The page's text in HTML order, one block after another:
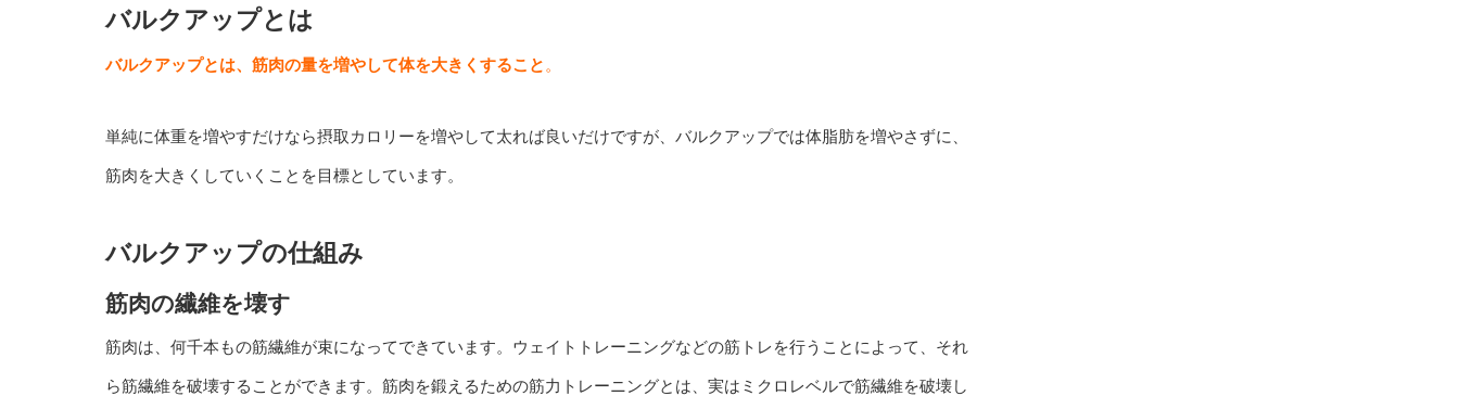
バルクアップとは
バルクアップとは、筋肉の量を増やして体を大きくすること 。
単純に体重を増やすだけなら摂取カロリーを増やして太れば良いだけですが、 バルクアップでは体脂肪を増やさずに、
筋肉を大きくしていくことを目標としています。
バルクアップの仕組み
筋肉の繊維を壊す
筋肉は、何千本もの筋繊維が束になってできています。ウェイトトレーニングなどの筋トレを行うことによって、それ
ら筋繊維を破壊することができます。筋肉を鍛えるための筋力トレーニングとは、実はミクロレベルで筋繊維を破壊し